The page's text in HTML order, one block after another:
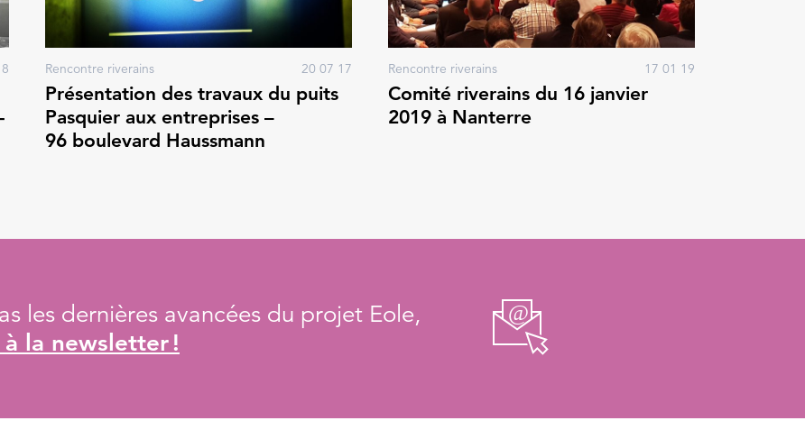
Rencontre riverains 20 07 17
Présentation des travaux du puits
Pasquier aux entreprises –
96 boulevard Haussmann
Rencontre riverains 17 01 19
Comité riverains du 16 janvier
2019 à Nanterre
les dernières avancées du projet Eole,
la newsletter !